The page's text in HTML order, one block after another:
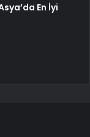
En İyi